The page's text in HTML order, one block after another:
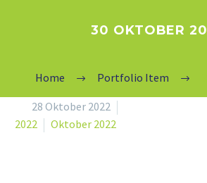
30 OKTOBER
Home Portfolio Item
28 Oktober 2022
2022
Oktober 2022